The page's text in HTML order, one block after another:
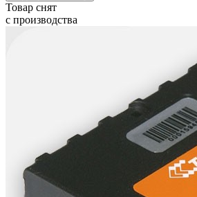
Товар снят
с производства